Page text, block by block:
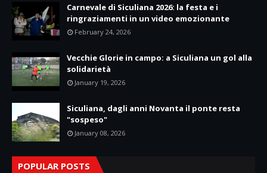
Carnevale di Siculiana 2026: la festa e i
ringraziamenti in un video emozionante
February 24, 2026
Vecchie Glorie in campo: a Siculiana un gol alla
solidarietà
January 19, 2026
Siculiana, dagli anni Novanta il ponte resta
"sospeso"
January 08, 2026
POPULAR POSTS